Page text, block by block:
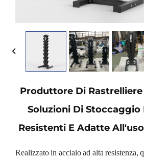
Produttore Di
Soluzioni Di Stoccaggio
Resistenti E Adatte
Realizzato in acciaio ad alta resistenza,